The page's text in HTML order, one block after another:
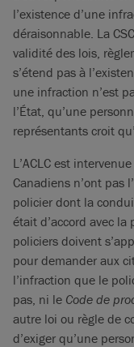
l’existence d’une
déraisonnable. La
validité des lois,
s’étend pas à
une infraction n’est
l’État, qu’une
représentants croit
L’ACLC est
Canadiens n’ont pas
policier dont la
était d’accord avec la
policiers doivent
pour demander aux
l’infraction que le
pas, ni le Code de
autre loi ou règle de
d’exiger qu’une